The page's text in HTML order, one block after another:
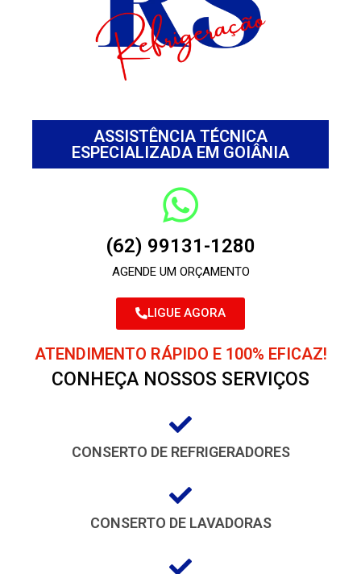
ASSISTÊNCIA TÉCNICA
ESPECIALIZADA EM GOIÂNIA
(62) 99131-1280
AGENDE UM ORÇAMENTO
LIGUE AGORA
ATENDIMENTO RÁPIDO E 100% EFICAZ!
CONHEÇA NOSSOS SERVIÇOS
CONSERTO DE REFRIGERADORES
CONSERTO DE LAVADORAS